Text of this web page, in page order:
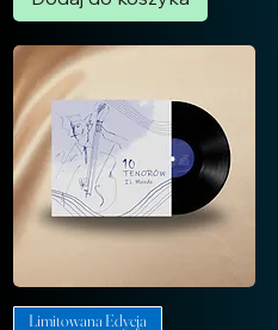
Limitowana Edycja